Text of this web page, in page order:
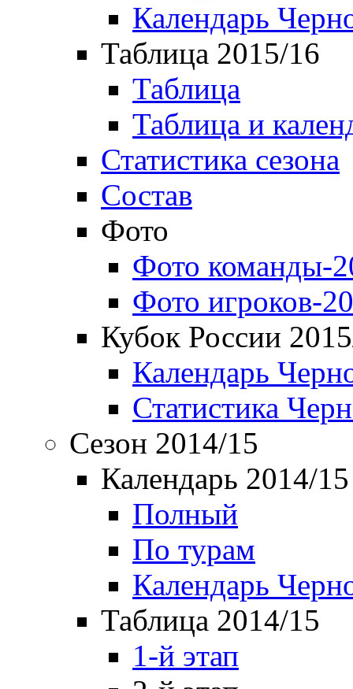
Календарь
Таблица 2015/16
Таблица
Таблица и
Статистика сезона
Состав
Фото
Фото команды-
Фото игроков-
Кубок России
Календарь
Статистика
Сезон 2014/15
Календарь 2014/15
Полный
По турам
Календарь
Таблица 2014/15
1-й этап